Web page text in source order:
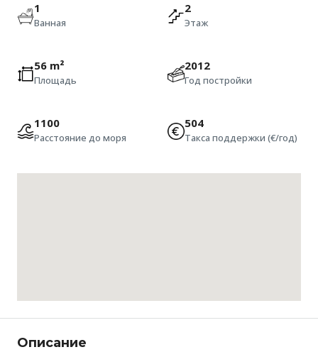
1
Ванная
2
Этаж
56 m²
Площадь
2012
Год постройки
1100
Расстояние до моря
504
Такса поддержки (€/год)
Описание